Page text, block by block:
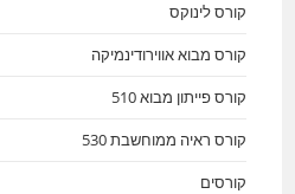
קורס לינוקס
קורס מבוא אווירודינמיקה
קורס פייתון מבוא 510
קורס ראיה ממוחשבת 530
קורסים